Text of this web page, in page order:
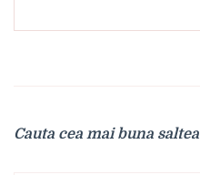
Cauta cea mai buna saltea